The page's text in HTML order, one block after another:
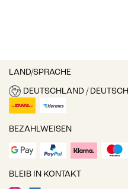
LAND/SPRACHE
DEUTSCHLAND / DEUTSCH
BEZAHLWEISEN
BLEIB IN KONTAKT